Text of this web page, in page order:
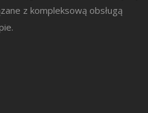
z kompleksową obsługą